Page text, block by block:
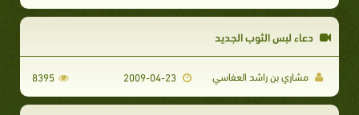
دعاء لبس الثوب الجديد
مشاري بن راشد العفاسي 8395